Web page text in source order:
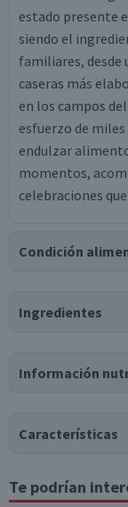
estado presente
siendo el
familiares, desde
caseras más
en los campos
esfuerzo de
endulzar
momentos,
celebraciones
Condición
Ingredientes
Información
Tabla nutricional
medios
Características
Tipo de Producto
Azúcar Blanca
Te podrían